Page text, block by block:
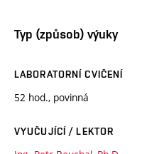
Typ (způsob) výuky
LABORATORNÍ CVIČENÍ
52 hod., povinná
VYUČUJÍCÍ / LEKTOR